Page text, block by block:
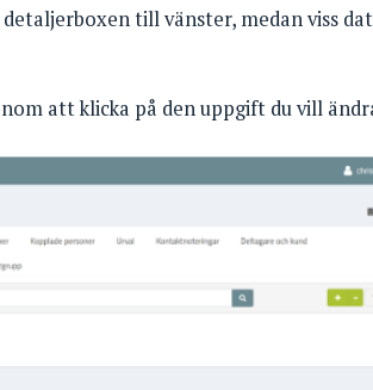
till vänster, medan viss
att klicka på den uppgift du vill